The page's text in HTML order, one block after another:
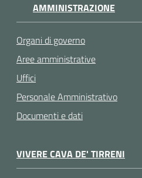
AMMINISTRAZIONE
Organi di governo
Aree amministrative
Uffici
Personale Amministrativo
Documenti e dati
VIVERE CAVA DE' TIRRENI